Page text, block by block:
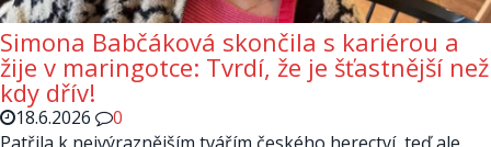
Simona Babčáková skončila s kariérou a
žije v maringotce: Tvrdí, že je šťastnější než
kdy dřív!
18.6.2026
0
Patřila k nejvýraznějším tvářím českého herectví, teď ale